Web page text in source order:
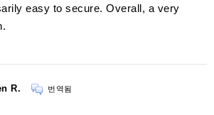
easy to secure. Overall, a very
R. 번역됨